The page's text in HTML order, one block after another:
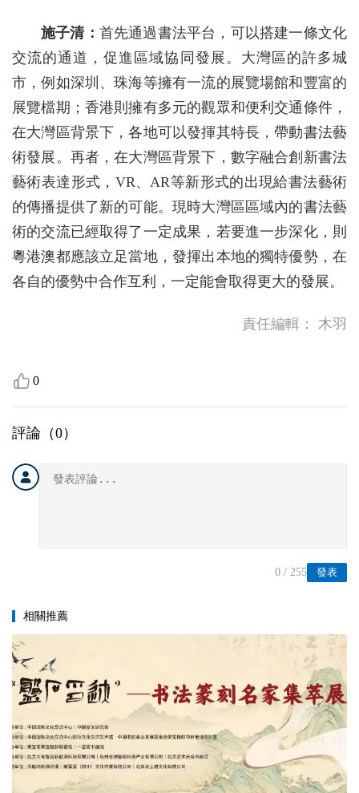
施子清： 首先通過書法平台，可以搭建一條文化
交流的通道，促進區域協同發展。大灣區的許多城
市，例如深圳、珠海等擁有一流的展覽場館和豐富的
展覽檔期；香港則擁有多元的觀眾和便利交通條件，
在大灣區背景下，各地可以發揮其特長，帶動書法藝
術發展。再者，在大灣區背景下，數字融合創新書法
藝術表達形式，VR、AR等新形式的出現給書法藝術
的傳播提供了新的可能。現時大灣區區域內的書法藝
術的交流已經取得了一定成果，若要進一步深化，則
粵港澳都應該立足當地，發揮出本地的獨特優勢，在
各自的優勢中合作互利，一定能會取得更大的發展。
責任編輯： 木羽
0
評論（0）
發表
0 / 255
相關推薦